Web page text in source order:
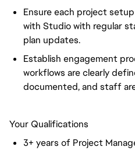
Ensure each project
with Studio with regular
plan updates.
Establish engagement
workflows are clearly
documented, and staff
Your Qualifications
3+ years of Project